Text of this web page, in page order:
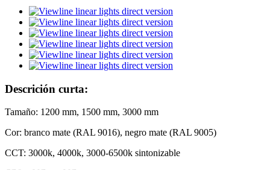
Descrición curta:
Tamaño: 1200 mm, 1500 mm, 3000 mm
Cor: branco mate (RAL 9016), negro mate (RAL 9005)
CCT: 3000k, 4000k, 3000-6500k sintonizable